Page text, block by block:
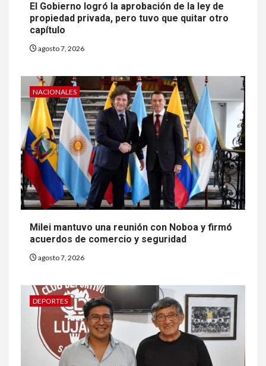
El Gobierno logró la aprobación de la ley de
propiedad privada, pero tuvo que quitar otro
capítulo
agosto 7, 2026
NACIONALES
Milei mantuvo una reunión con Noboa y firmó
acuerdos de comercio y seguridad
agosto 7, 2026
DEPORTES